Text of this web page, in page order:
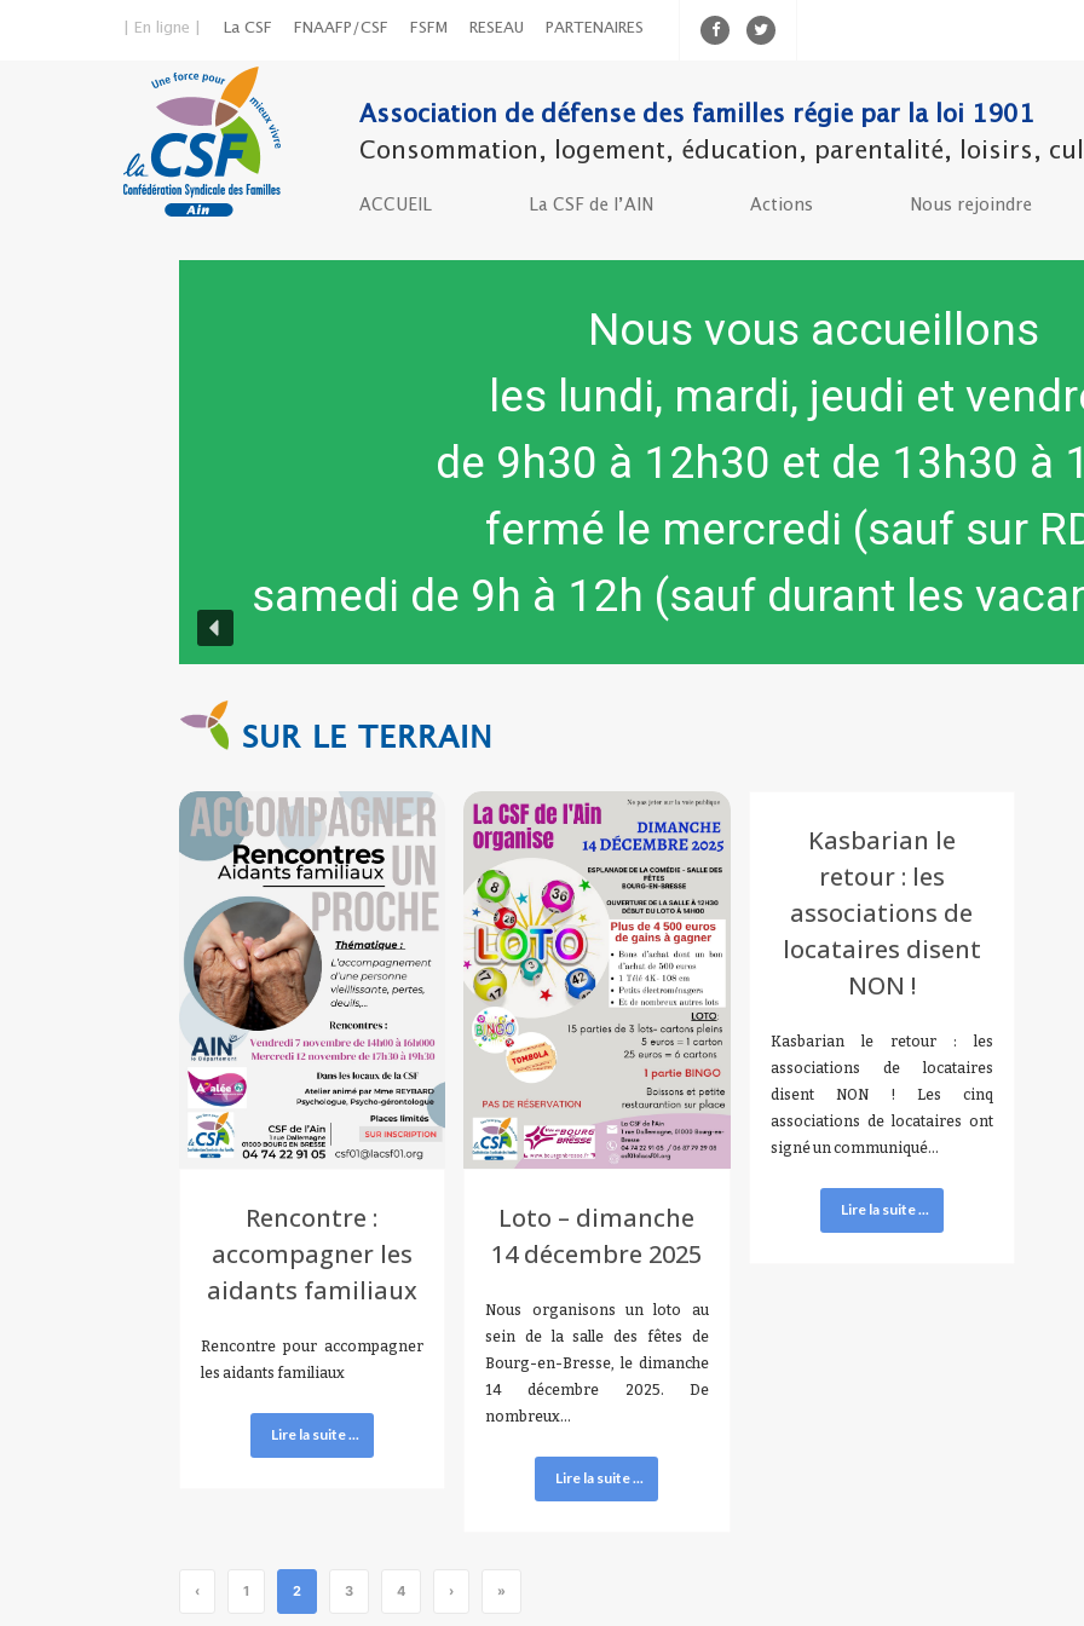
| En ligne | La CSF FNAAFP/CSF FSFM RESEAU PARTENAIRES
Association de défense des familles régie par la loi 1901
Consommation, logement, éducation, parentalité, loisirs,
ACCUEIL La CSF de l’AIN Actions Nous rejoindre
Nous vous accueillons
les lundi, mardi, jeudi et
de 9h30 à 12h30 et de 13h30 à
fermé le mercredi (sauf sur
samedi de 9h à 12h (sauf durant les
Rencontre :
accompagner les
aidants familiaux
Rencontre pour accompagner
les aidants familiaux
Lire la suite ...
Loto – dimanche
14 décembre 2025
Nous organisons un loto au
sein de la salle des fêtes de
Bourg-en-Bresse, le dimanche
14 décembre 2025. De
nombreux…
Lire la suite ...
Kasbarian le
retour : les
associations de
locataires disent
NON !
Kasbarian le retour : les
associations de locataires
disent NON ! Les cinq
associations de locataires ont
signé un communiqué…
Lire la suite ...
‹ 1 2 3 4 › »